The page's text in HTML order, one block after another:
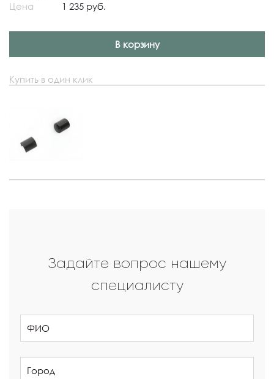
Цена
1 235 руб.
В корзину
Купить в один клик
Задайте вопрос нашему
специалисту